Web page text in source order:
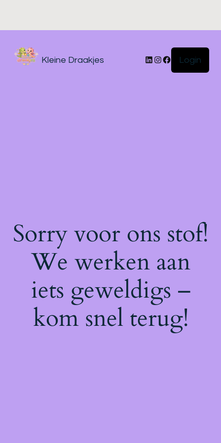
Kleine Draakjes Login
Sorry voor ons stof!
We werken aan
iets geweldigs –
kom snel terug!